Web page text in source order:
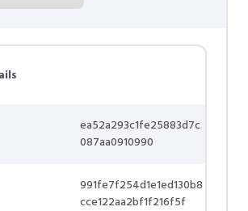
ea52a293c1fe25883d7c
087aa0910990
991fe7f254d1e1ed130b8
cce122aa2bf1f216f5f